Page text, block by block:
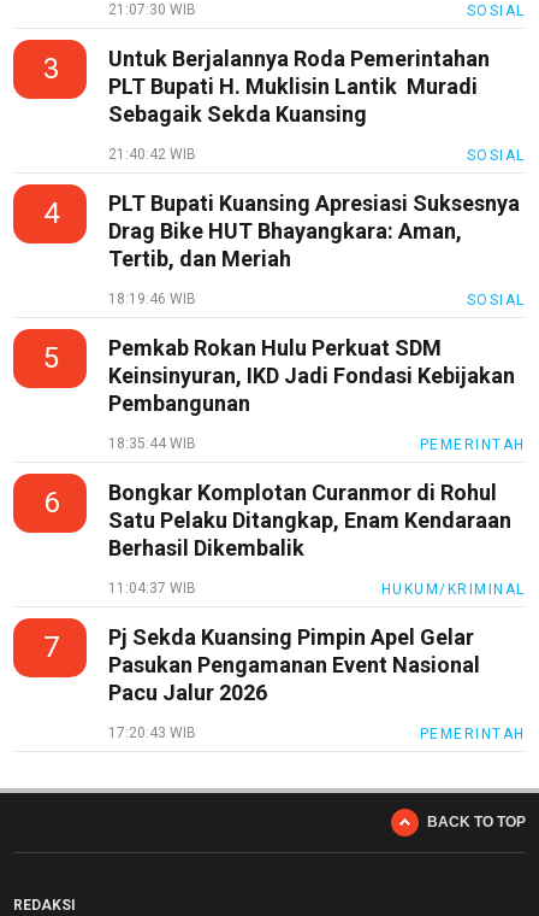
21:07:30 WIB SOSIAL
3
Untuk Berjalannya Roda Pemerintahan
PLT Bupati H. Muklisin Lantik Muradi
Sebagaik Sekda Kuansing
21:40:42 WIB SOSIAL
4
PLT Bupati Kuansing Apresiasi Suksesnya
Drag Bike HUT Bhayangkara: Aman,
Tertib, dan Meriah
18:19:46 WIB SOSIAL
5
Pemkab Rokan Hulu Perkuat SDM
Keinsinyuran, IKD Jadi Fondasi Kebijakan
Pembangunan
18:35:44 WIB PEMERINTAH
6
Bongkar Komplotan Curanmor di Rohul
Satu Pelaku Ditangkap, Enam Kendaraan
Berhasil Dikembalik
11:04:37 WIB HUKUM/KRIMINAL
7
Pj Sekda Kuansing Pimpin Apel Gelar
Pasukan Pengamanan Event Nasional
Pacu Jalur 2026
17:20:43 WIB PEMERINTAH
BACK TO TOP
REDAKSI